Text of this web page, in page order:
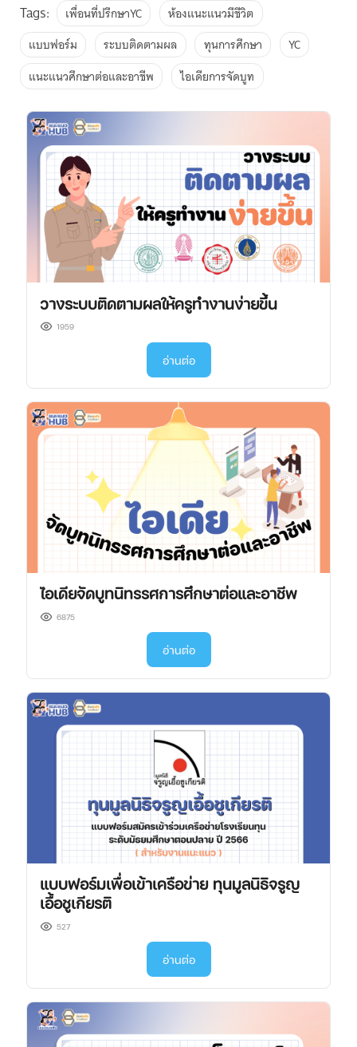
Tags: เพื่อนที่ปรึกษาYC
ห้องแนะแนวมีชีวิต
แบบฟอร์ม
ระบบติดตามผล ทุนการศึกษา
YC
แนะแนวศึกษาต่อและอาชีพ
ไอเดียการจัดบูท
วางระบบติดตามผลให้ครูทำงานง่ายขึ้น
1959
อ่านต่อ
ไอเดียจัดบูทนิทรรศการศึกษาต่อและอาชีพ
6875
อ่านต่อ
แบบฟอร์มเพื่อเข้าเครือข่าย ทุนมูลนิธิจรูญ
เอื้อชูเกียรติ
527
อ่านต่อ